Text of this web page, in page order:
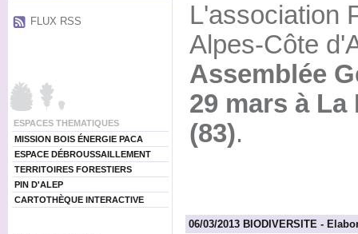
FLUX RSS
ESPACES THEMATIQUES
MISSION BOIS ÉNERGIE PACA
ESPACE DÉBROUSSAILLEMENT
TERRITOIRES FORESTIERS
PIN D'ALEP
CARTOTHÈQUE INTERACTIVE
L'association
Alpes-Côte
Assemblée
29 mars à
(83).
06/03/2013 BIODIVERSITE -